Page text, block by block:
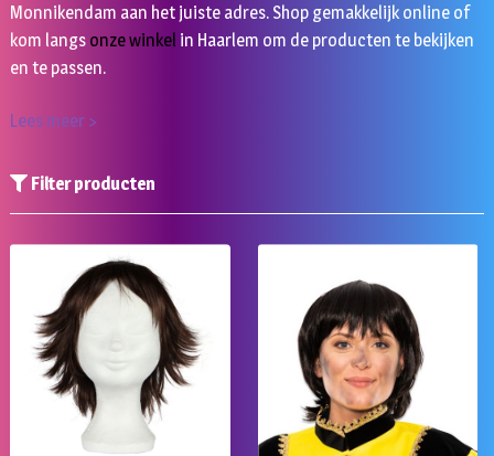
Monnikendam aan het juiste adres. Shop gemakkelijk online of
kom langs onze winkel in Haarlem om de producten te bekijken
en te passen.
Lees meer >
Filter producten